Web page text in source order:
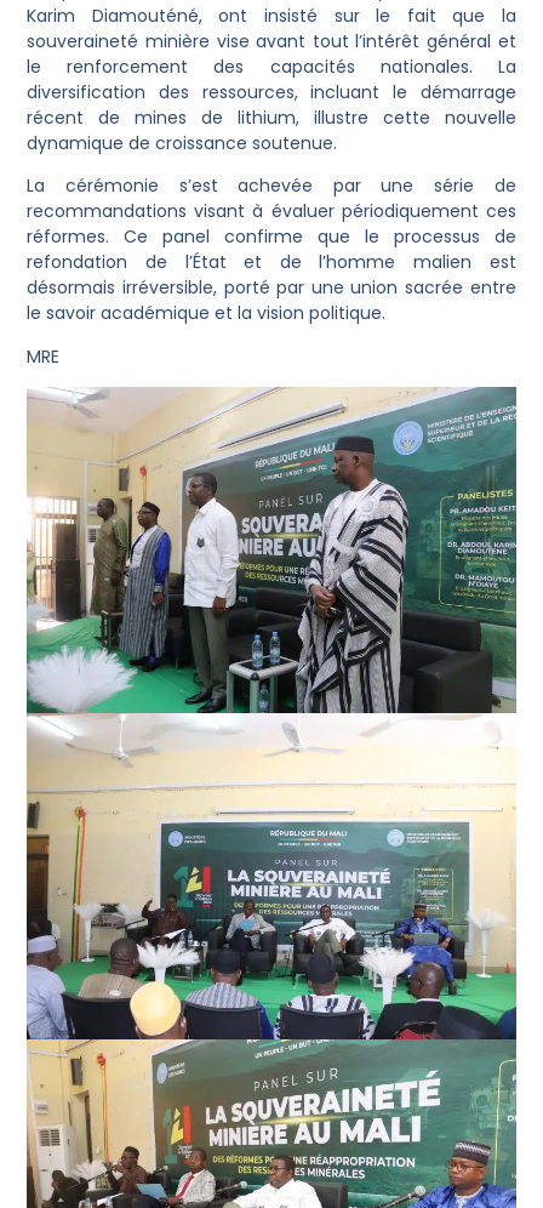
Karim Diamouténé, ont insisté sur le fait que la
souveraineté minière vise avant tout l’intérêt général et
le renforcement des capacités nationales. La
diversification des ressources, incluant le démarrage
récent de mines de lithium, illustre cette nouvelle
dynamique de croissance soutenue.
La cérémonie s’est achevée par une série de
recommandations visant à évaluer périodiquement ces
réformes. Ce panel confirme que le processus de
refondation de l’État et de l’homme malien est
désormais irréversible, porté par une union sacrée entre
le savoir académique et la vision politique.
MRE